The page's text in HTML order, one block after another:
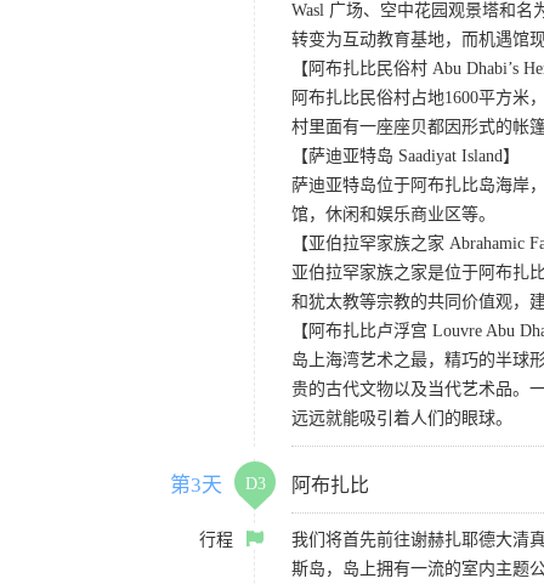
Wasl 广场、空中花园观景塔和
转变为互动教育基地，而机遇馆
【阿布扎比民俗村 Abu Dhabi’s
阿布扎比民俗村占地1600平方米
村里面有一座座贝都因形式的帐
【萨迪亚特岛 Saadiyat Island】
萨迪亚特岛位于阿布扎比岛海岸
馆，休闲和娱乐商业区等。
【亚伯拉罕家族之家 Abrahamic
亚伯拉罕家族之家是位于阿布扎
和犹太教等宗教的共同价值观，
【阿布扎比卢浮宫 Louvre Abu
岛上海湾艺术之最，精巧的半球
贵的古代文物以及当代艺术品。
远远就能吸引着人们的眼球。
第3天 D3 阿布扎比
行程
我们将首先前往谢赫扎耶德大清
斯岛，岛上拥有一流的室内主题